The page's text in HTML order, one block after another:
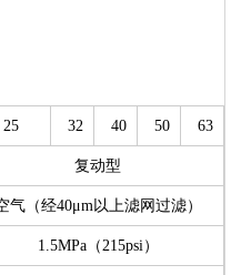
25 32 40 50 63
复动型
气（经40μm以上滤网过滤）
1.5MPa（215psi）